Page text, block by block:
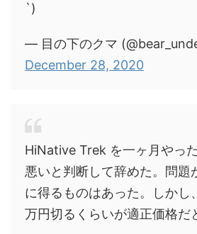
`)
— 目の下のクマ
December 28, 2020
HiNative Trek を一ヶ月やっ
悪いと判断して辞めた。問題
に得るものはあった。しかし
万円切るくらいが適正価格だ